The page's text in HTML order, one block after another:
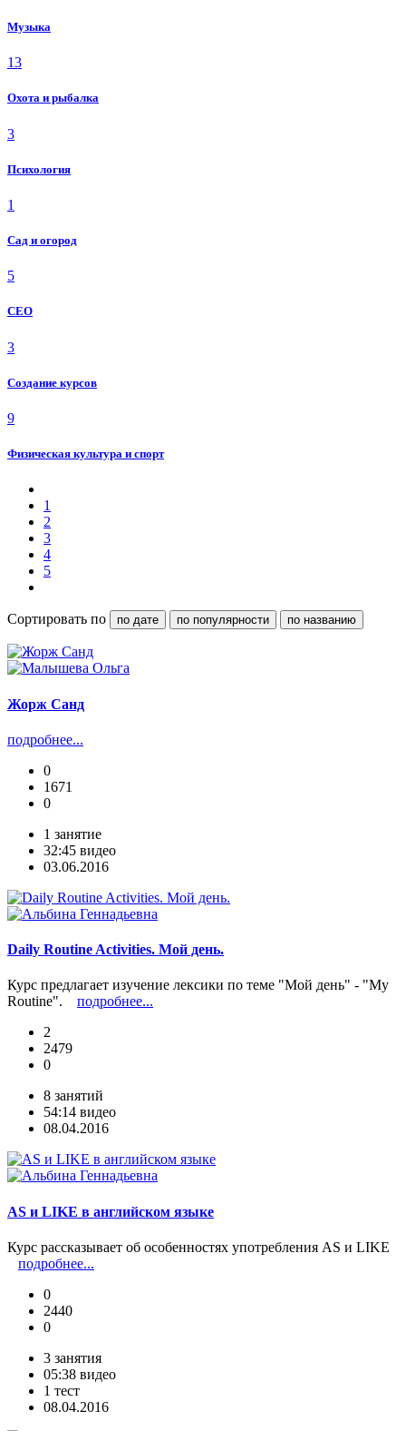
Музыка
13
Охота и рыбалка
3
Психология
1
Сад и огород
5
СЕО
3
Создание курсов
9
Физическая культура и спорт
1
2
3
4
5
Сортировать по по дате по популярности по названию
Жорж Санд
подробнее...
0
1671
0
1 занятие
32:45 видео
03.06.2016
Daily Routine Activities. Мой день.
Курс предлагает изучение лексики по теме "Мой день" - "My
Routine". подробнее...
2
2479
0
8 занятий
54:14 видео
08.04.2016
AS и LIKE в английском языке
Курс рассказывает об особенностях употребления AS и LIKE
подробнее...
0
2440
0
3 занятия
05:38 видео
1 тест
08.04.2016